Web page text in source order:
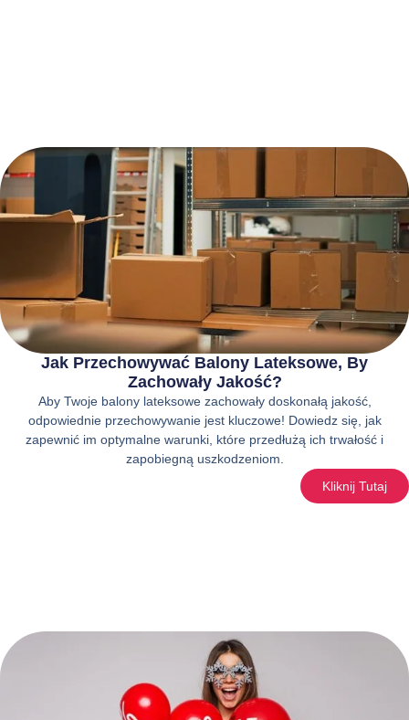
Jak Przechowywać Balony Lateksowe, By
Zachowały Jakość?
Aby Twoje balony lateksowe zachowały doskonałą jakość,
odpowiednie przechowywanie jest kluczowe! Dowiedz się, jak
zapewnić im optymalne warunki, które przedłużą ich trwałość i
zapobiegną uszkodzeniom.
Kliknij Tutaj